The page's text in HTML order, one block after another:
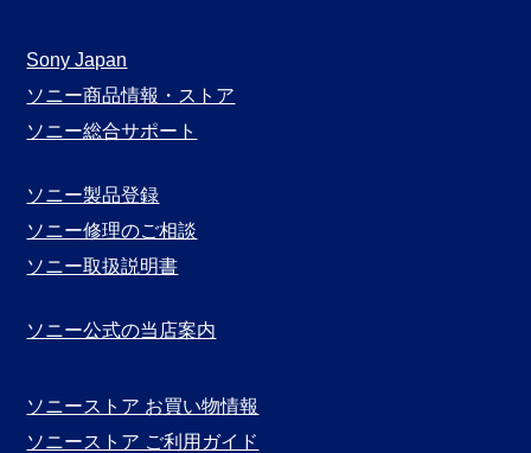
月
別
表
Sony Japan
ソニー商品情報・ストア
ソニー総合サポート
ソニー製品登録
ソニー修理のご相談
ソニー取扱説明書
ソニー公式の当店案内
ソニーストア お買い物情報
ソニーストア ご利用ガイド